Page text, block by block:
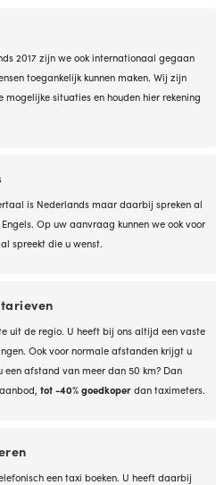
2017 zijn we ook internationaal gegaan
toegankelijk kunnen maken. Wij zijn
situaties en houden hier rekening
is Nederlands maar daarbij spreken al
Op uw aanvraag kunnen we ook voor
spreekt die u wenst.
uit de regio. U heeft bij ons altijd een vaste
Ook voor normale afstanden krijgt u
afstand van meer dan 50 km? Dan
tot -40% goedkoperdan taximeters.
een taxi boeken. U heeft daarbij